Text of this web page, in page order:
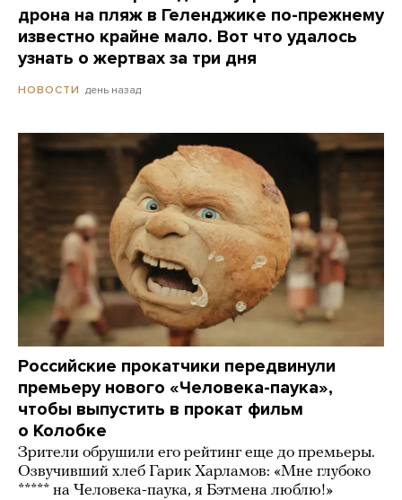
дрона на пляж в Геленджике по-прежнему
известно крайне мало. Вот что удалось
узнать о жертвах за три дня
НОВОСТИ день назад
Российские прокатчики передвинули
премьеру нового «Человека-паука»,
чтобы выпустить в прокат фильм
о Колобке
Зрители обрушили его рейтинг еще до премьеры.
Озвучивший хлеб Гарик Харламов: «Мне глубоко
***** на Человека-паука, я Бэтмена люблю!»